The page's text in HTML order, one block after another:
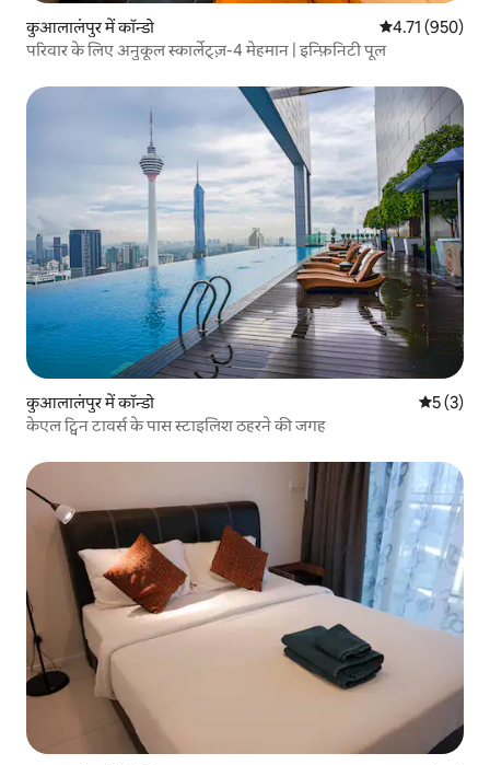
कुआलालंपुर में कॉन्डो औसत रेटिंग 5 में से
4.71 (950)
परिवार के लिए अनुकूल स्कार्लेट्ज़-4 मेहमान | इन्फ़िनिटी पूल
कुआलालंपुर में कॉन्डो औसत रेटिंग
5 (3)
केएल ट्विन टावर्स के पास स्टाइलिश ठहरने की जगह